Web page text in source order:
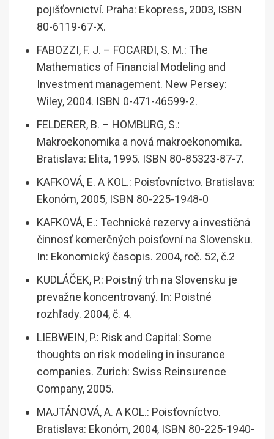
pojišťovnictví. Praha: Ekopress, 2003, ISBN
80-6119-67-X.
FABOZZI, F. J. – FOCARDI, S. M.: The
Mathematics of Financial Modeling and
Investment management. New Persey:
Wiley, 2004. ISBN 0-471-46599-2.
FELDERER, B. – HOMBURG, S.:
Makroekonomika a nová makroekonomika.
Bratislava: Elita, 1995. ISBN 80-85323-87-7.
KAFKOVÁ, E. A KOL.: Poisťovníctvo. Bratislava:
Ekonóm, 2005, ISBN 80-225-1948-0
KAFKOVÁ, E.: Technické rezervy a investičná
činnosť komerčných poisťovní na Slovensku.
In: Ekonomický časopis. 2004, roč. 52, č.2
KUDLÁČEK, P.: Poistný trh na Slovensku je
prevažne koncentrovaný. In: Poistné
rozhľady. 2004, č. 4.
LIEBWEIN, P.: Risk and Capital: Some
thoughts on risk modeling in insurance
companies. Zurich: Swiss Reinsurence
Company, 2005.
MAJTÁNOVÁ, A. A KOL.: Poisťovníctvo.
Bratislava: Ekonóm, 2004, ISBN 80-225-1940-